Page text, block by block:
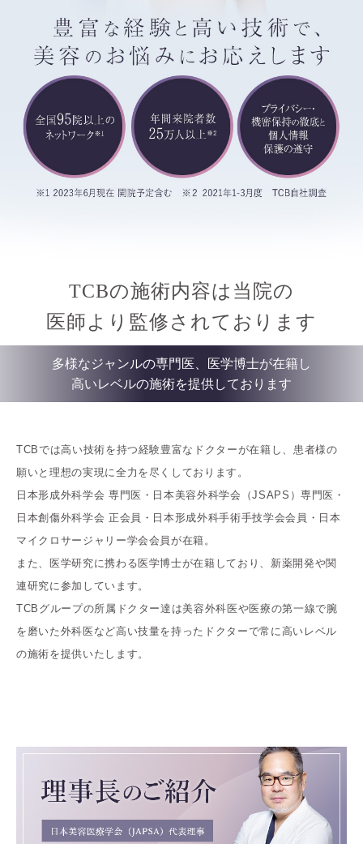
TCBの施術内容は当院の
医師より監修されております
多様なジャンルの専門医、医学博士が在籍し
高いレベルの施術を提供しております
TCBでは高い技術を持つ経験豊富なドクターが在籍し、患者様の
願いと理想の実現に全力を尽くしております。
日本形成外科学会 専門医・日本美容外科学会（JSAPS）専門医・
日本創傷外科学会 正会員・日本形成外科手術手技学会会員・日本
マイクロサージャリー学会会員が在籍。
また、医学研究に携わる医学博士が在籍しており、新薬開発や関
連研究に参加しています。
TCBグループの所属ドクター達は美容外科医や医療の第一線で腕
を磨いた外科医など高い技量を持ったドクターで常に高いレベル
の施術を提供いたします。